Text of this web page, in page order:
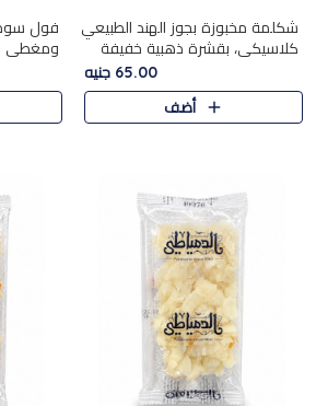
شكلمة مخبوزة بجوز الهند الطبيعي
كلاسيكي، بقشرة ذهبية خفيفة
وقلب طري رطب يذوب في الفم،
تمنحك المذاق الشرقي الحلو الأصيل
التقليدي في كل لقمة.
65.00 جنيه
أضف
فول
ومغطى
القرمشة